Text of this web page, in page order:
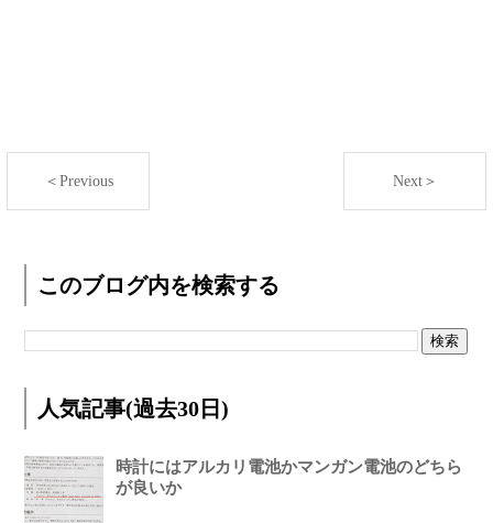
＜Previous Next＞
このブログ内を検索する
人気記事(過去30日)
時計にはアルカリ電池かマンガン電池のどちら
が良いか